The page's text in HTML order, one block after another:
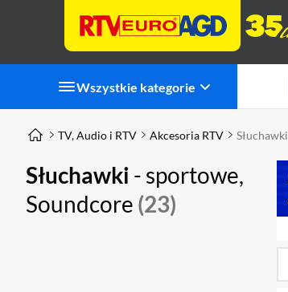
Wszystkie kategorie
TV, Audio i RTV Akcesoria RTV Słuchawki
Słuchawki - sportowe,
Soundcore (23)